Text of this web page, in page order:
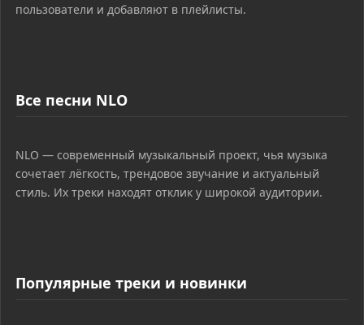
пользователи и добавляют в плейлисты.
Все песни NLO
NLO — современный музыкальный проект, чья музыка
сочетает лёгкость, трендовое звучание и актуальный
стиль. Их треки находят отклик у широкой аудитории.
Популярные треки и новинки